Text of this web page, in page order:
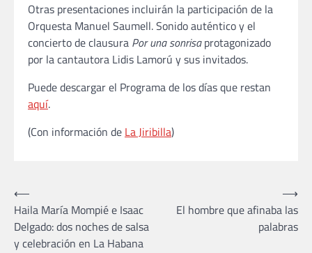
Otras presentaciones incluirán la participación de la
Orquesta Manuel Saumell. Sonido auténtico y el
concierto de clausura Por una sonrisaprotagonizado
por la cantautora Lidis Lamorú y sus invitados.
Puede descargar el Programa de los días que restan
aquí.
(Con información de La Jiribilla)
Navegación
de
entradas
⟵
Haila María Mompié e Isaac
Delgado: dos noches de salsa
y celebración en La Habana
El hombre que afinaba las
palabras
⟶